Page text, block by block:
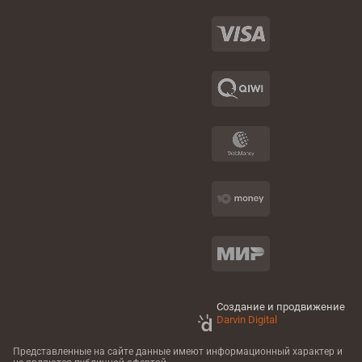
Создание и продвижение
Darvin Digital
Представленные на сайте данные имеют информационный характер и